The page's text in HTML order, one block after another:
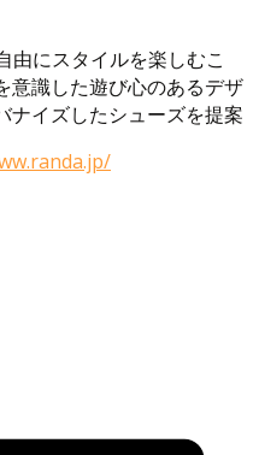
由にスタイルを楽しむこ
意識した遊び心のあるデザ
ナイズしたシューズを提案